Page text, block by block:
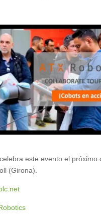
este evento el próximo
(Girona).